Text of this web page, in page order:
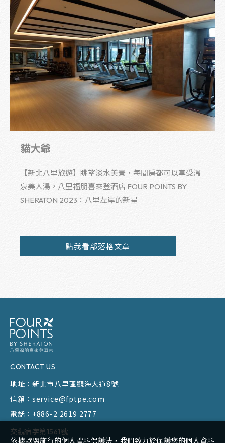
貓大爺
【新北八里旅遊】眺望淡水美景，每間房都可以享受溫
泉美人湯，八里福朋喜來登酒店 FOUR POINTS BY
SHERATON 2023：八里左岸的新星
點我看部落格文章
CONTACT US
地址： 新北市八里區觀海大道8號
信箱： service@fptpe.com
電話： +886-2 2619 2777
交觀宿字第1561號
依據歐盟施行的個人資料保護法，我們致力於保護您的個人資料